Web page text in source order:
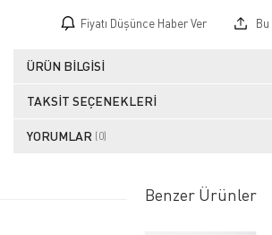
Fiyatı Düşünce Haber Ver
ÜRÜN BILGISI
TAKSIT SEÇENEKLERI
YORUMLAR (0)
Benzer Ürünler